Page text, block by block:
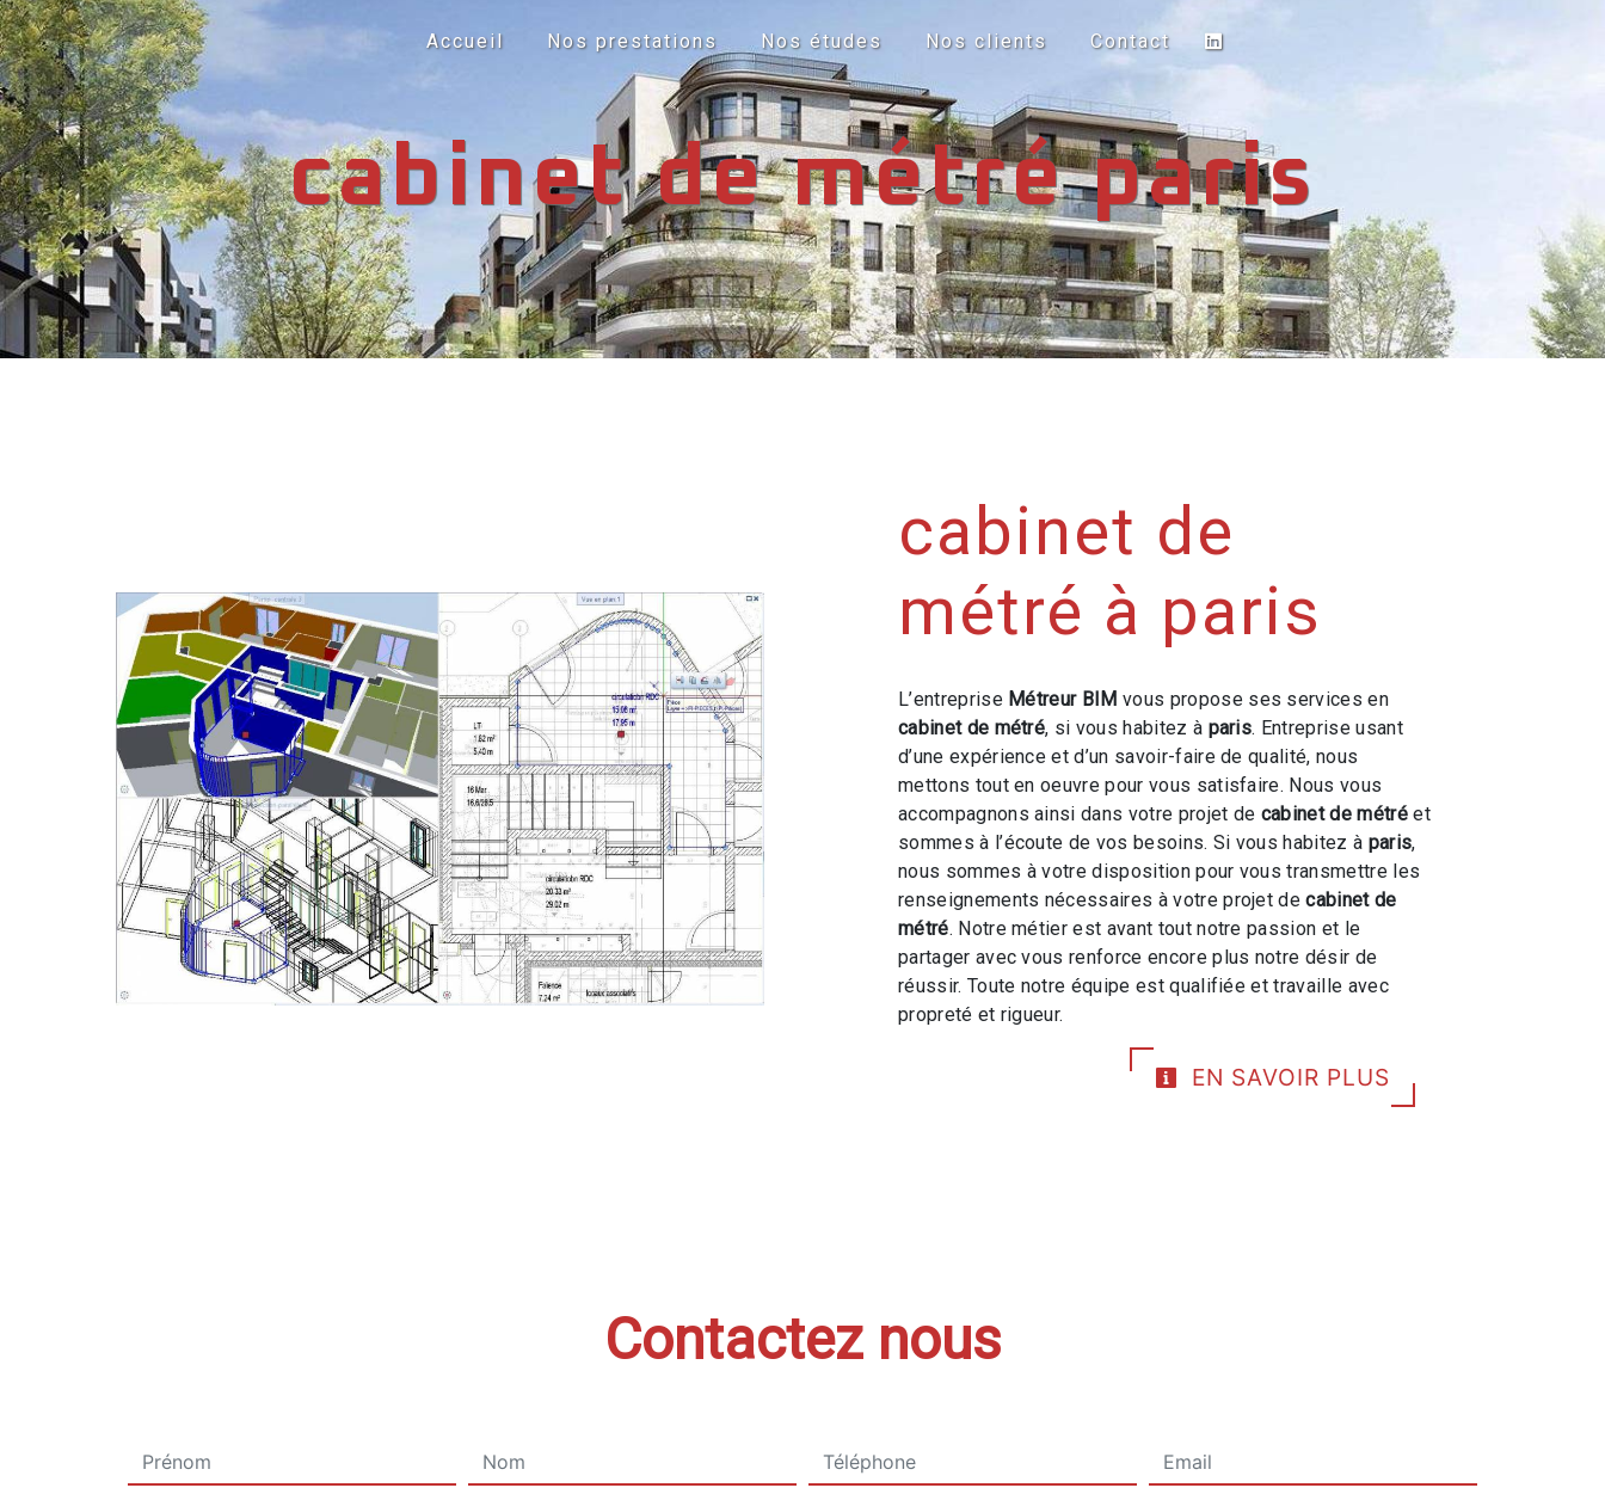
Accueil Nos prestations Nos études Nos clients Contact
cabinet de métré paris
cabinet de
métré à paris
L’entreprise Métreur BIM vous propose ses services en
cabinet de métré, si vous habitez à paris. Entreprise usant
d’une expérience et d’un savoir-faire de qualité, nous
mettons tout en oeuvre pour vous satisfaire. Nous vous
accompagnons ainsi dans votre projet de cabinet de métréet
sommes à l’écoute de vos besoins. Si vous habitez à paris,
nous sommes à votre disposition pour vous transmettre les
renseignements nécessaires à votre projet decabinet de
métré. Notre métier est avant tout notre passion et le
partager avec vous renforce encore plus notre désir de
réussir. Toute notre équipe est qualifiée et travaille avec
propreté et rigueur.
EN SAVOIR PLUS
Contactez nous
Panneau de gestion des cookies